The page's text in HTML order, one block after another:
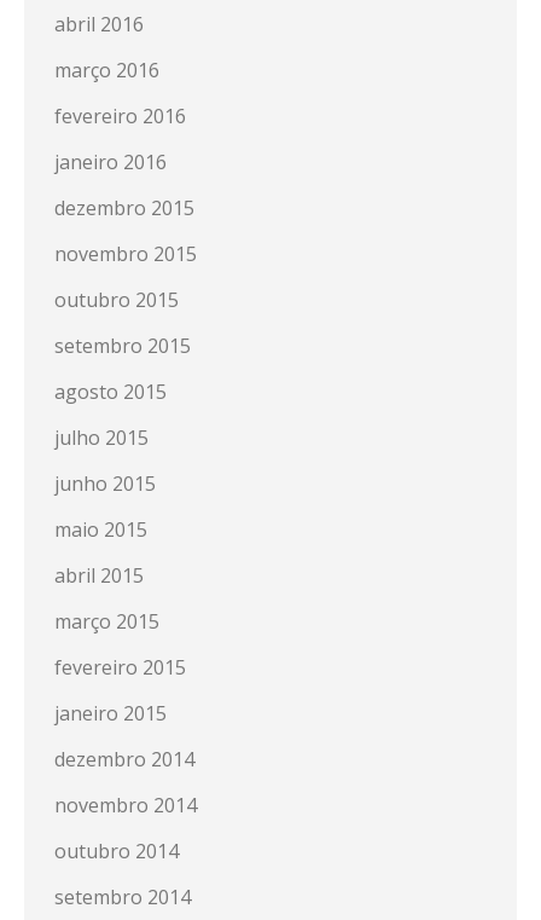
abril 2016
março 2016
fevereiro 2016
janeiro 2016
dezembro 2015
novembro 2015
outubro 2015
setembro 2015
agosto 2015
julho 2015
junho 2015
maio 2015
abril 2015
março 2015
fevereiro 2015
janeiro 2015
dezembro 2014
novembro 2014
outubro 2014
setembro 2014